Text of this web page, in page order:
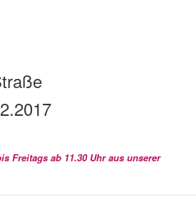
Freitags ab 11.30 Uhr aus unserer